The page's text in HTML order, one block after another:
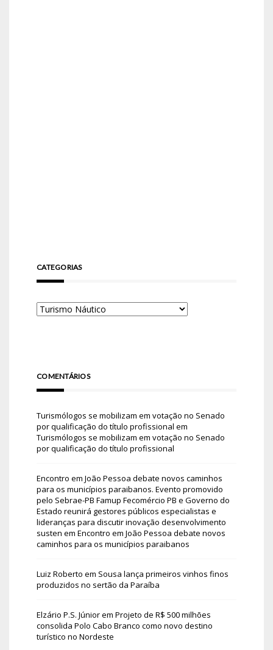
CATEGORIAS
COMENTÁRIOS
Turismólogos se mobilizam em votação no Senado
por qualificação do título profissional em
Turismólogos se mobilizam em votação no Senado
por qualificação do título profissional
Encontro em João Pessoa debate novos caminhos
para os municípios paraibanos. Evento promovido
pelo Sebrae-PB Famup Fecomércio PB e Governo do
Estado reunirá gestores públicos especialistas e
lideranças para discutir inovação desenvolvimento
susten em Encontro em João Pessoa debate novos
caminhos para os municípios paraibanos
Luiz Roberto em Sousa lança primeiros vinhos finos
produzidos no sertão da Paraíba
Elzário P.S. Júniorem Projeto de R$ 500 milhões
consolida Polo Cabo Branco como novo destino
turístico no Nordeste